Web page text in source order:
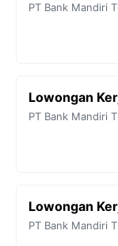
PT Bank Mandiri
Lowongan
PT Bank Mandiri
Lowongan
PT Bank Mandiri